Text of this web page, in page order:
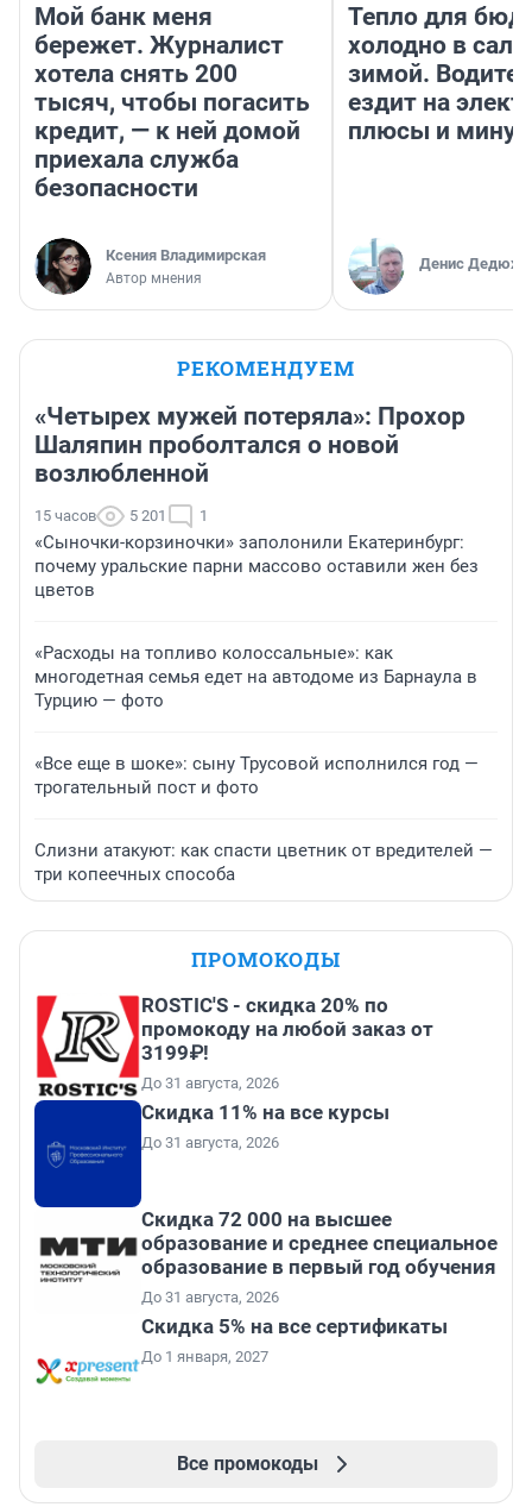
Мой банк меня
бережет. Журналист
хотела снять 200
тысяч, чтобы погасить
кредит, — к ней домой
приехала служба
безопасности
Ксения Владимирская
Автор мнения
Тепло для
холодно в
зимой.
ездит на
плюсы и
Денис
РЕКОМЕНДУЕМ
«Четырех мужей потеряла»: Прохор
Шаляпин проболтался о новой
возлюбленной
15 часов 5 201 1
«Сыночки-корзиночки» заполонили Екатеринбург:
почему уральские парни массово оставили жен без
цветов
«Расходы на топливо колоссальные»: как
многодетная семья едет на автодоме из Барнаула в
Турцию — фото
«Все еще в шоке»: сыну Трусовой исполнился год —
трогательный пост и фото
Слизни атакуют: как спасти цветник от вредителей —
три копеечных способа
ПРОМОКОДЫ
ROSTIC'S - скидка 20% по
промокоду на любой заказ от
3199₽!
До 31 августа, 2026
Скидка 11% на все курсы
До 31 августа, 2026
Скидка 72 000 на высшее
образование и среднее специальное
образование в первый год обучения
До 31 августа, 2026
Скидка 5% на все сертификаты
До 1 января, 2027
Все промокоды